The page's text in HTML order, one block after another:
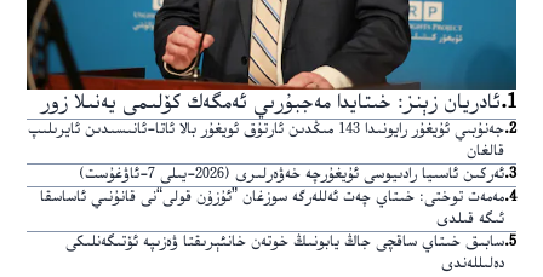
1
.ئادريان زېنز: خىتايدا مەجبۇرىي ئەمگەك كۆلىمى يەنىلا زور
2
.
جەنۇبىي ئۇيغۇر رايونىدا 143 مىڭدىن ئارتۇق ئويغۇر بالا ئاتا-ئانىسىدىن ئايرىلىپ
قالغان
3
.ئەركىن ئاسىيا رادىيوسى ئۇيغۇرچە خەۋەرلىرى (2026-يىلى 7-ئاۋغۇست)
4
.مەمەت توختى: خىتاي چەت ئەللەرگە سوزغان ”ئۇزۇن قولى“نى قانۇنىي ئاساسقا
ئىگە قىلدى
5
.سابىق خىتاي ساقچى جاڭ يابونىڭ خوتەن خانئېرىقتا ۋەزىپە ئۆتىگەنلىكى
دەلىللەندى